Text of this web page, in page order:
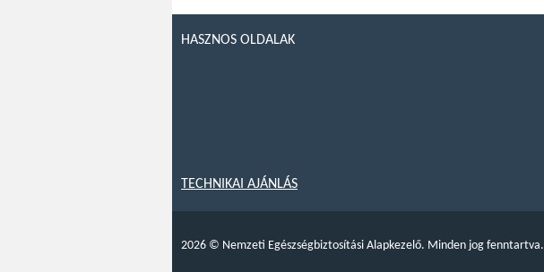
HASZNOS OLDALAK
TECHNIKAI AJÁNLÁS
2026 © Nemzeti Egészségbiztosítási Alapkezelő. Minden jog fenntartva.